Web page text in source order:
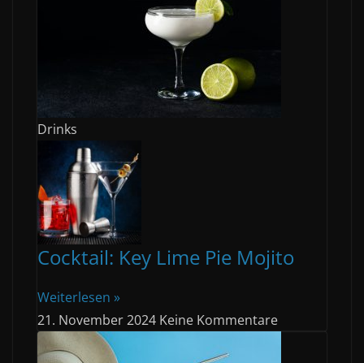
Drinks
Cocktail: Key Lime Pie Mojito
Weiterlesen »
21. November 2024 Keine Kommentare